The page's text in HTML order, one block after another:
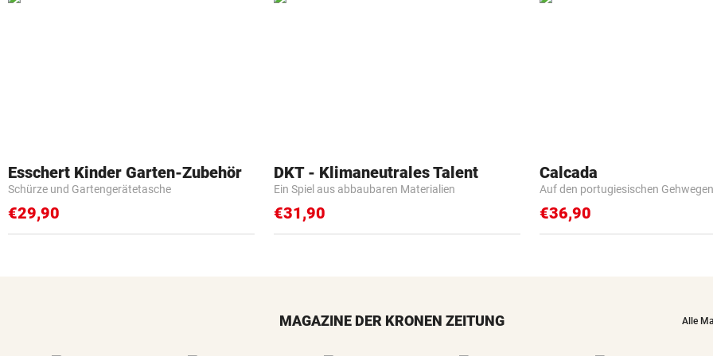
Esschert Kinder Garten-Zubehör
Schürze und Gartengerätetasche
€29,90
DKT - Klimaneutrales Talent
Ein Spiel aus abbaubaren Materialien
€31,90
Calcada
Auf den portugiesischen Gehwegen
€36,90
MAGAZINE DER KRONEN ZEITUNG Alle